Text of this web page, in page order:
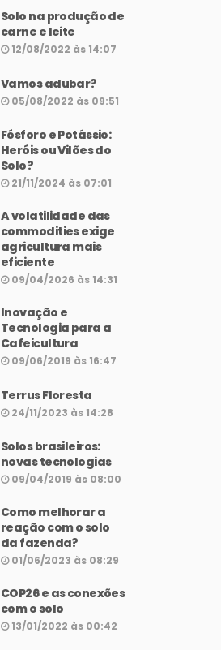
Solo na produção de
carne e leite
12/08/2022 às 14:07
Vamos adubar?
05/08/2022 às 09:51
Fósforo e Potássio:
Heróis ou Vilões do
Solo?
21/11/2024 às 07:01
A volatilidade das
commodities exige
agricultura mais
eficiente
09/04/2026 às 14:31
Inovação e
Tecnologia para a
Cafeicultura
09/06/2019 às 16:47
Terrus Floresta
24/11/2023 às 14:28
Solos brasileiros:
novas tecnologias
09/04/2019 às 08:00
Como melhorar a
reação com o solo
da fazenda?
01/06/2023 às 08:29
COP26 e as conexões
com o solo
13/01/2022 às 00:42